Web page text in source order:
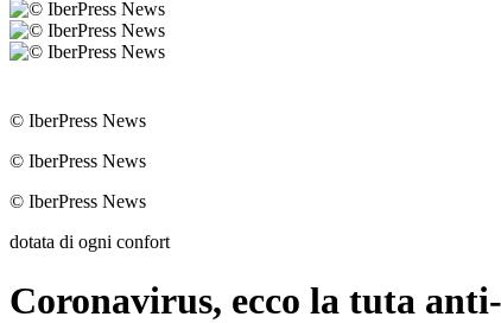
© IberPress News
© IberPress News
© IberPress News
dotata di ogni confort
Coronavirus, ecco la tuta